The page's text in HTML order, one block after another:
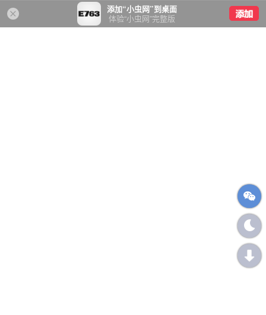
添加“小虫网”到桌面
体验“小虫网”完整版